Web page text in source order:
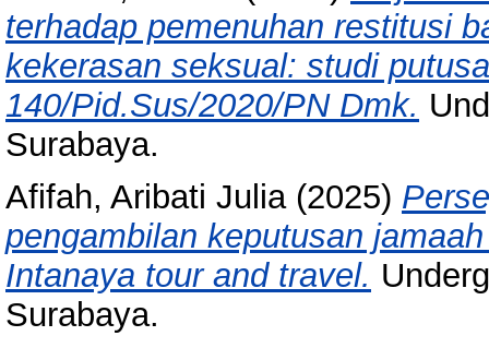
terhadap pemenuhan restitusi
kekerasan seksual: studi
140/Pid.Sus/2020/PN Dmk.
Surabaya.
Afifah, Aribati Julia(2025)
pengambilan keputusan
Intanaya tour and travel.
Surabaya.